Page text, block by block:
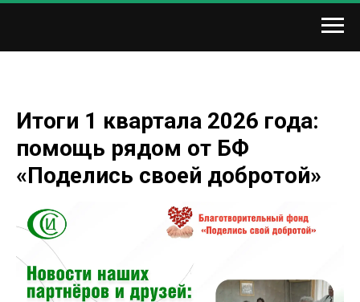
Итоги 1 квартала 2026 года:
помощь рядом от БФ
«Поделись своей добротой»